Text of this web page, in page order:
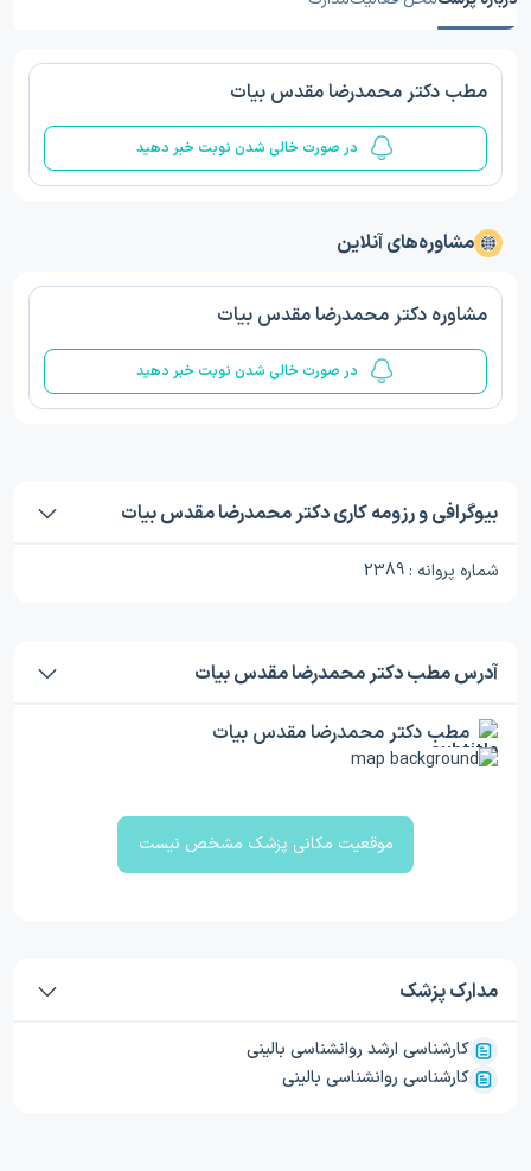
مطب دکتر محمدرضا مقدس بیات
در صورت خالی شدن نوبت خبر دهید
مشاوره‌های آنلاین
مشاوره دکتر محمدرضا مقدس بیات
در صورت خالی شدن نوبت خبر دهید
بیوگرافی و رزومه کاری دکتر محمدرضا مقدس بیات
شماره پروانه : 2389
آدرس مطب دکتر محمدرضا مقدس بیات
مطب دکتر محمدرضا مقدس بیات
موقعیت مکانی پزشک مشخص نیست
مدارک پزشک
کارشناسی ارشد روانشناسی بالینی
کارشناسی روانشناسی بالینی